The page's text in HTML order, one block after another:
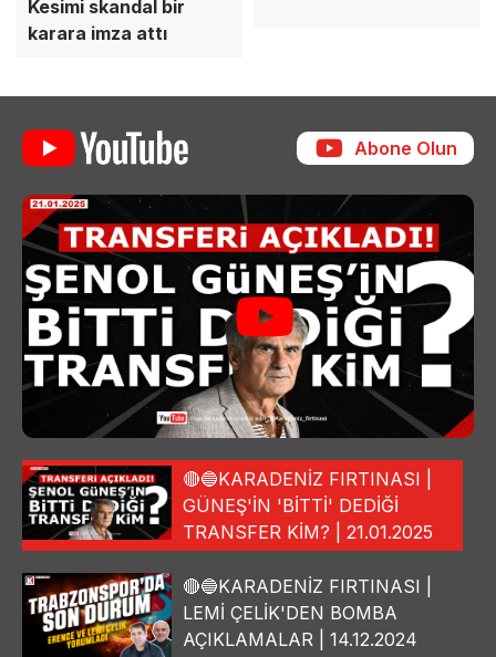
Kesimi skandal bir
karara imza attı
Abone Olun
🔴🔵KARADENİZ FIRTINASI |
GÜNEŞ'İN 'BİTTİ' DEDİĞİ
TRANSFER KİM? | 21.01.2025
🔴🔵KARADENİZ FIRTINASI |
LEMİ ÇELİK'DEN BOMBA
AÇIKLAMALAR | 14.12.2024